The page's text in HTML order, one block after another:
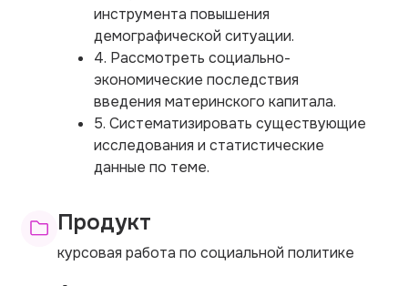
инструмента повышения
демографической ситуации.
4. Рассмотреть социально-
экономические последствия
введения материнского капитала.
5. Систематизировать существующие
исследования и статистические
данные по теме.
Продукт
курсовая работа по социальной политике